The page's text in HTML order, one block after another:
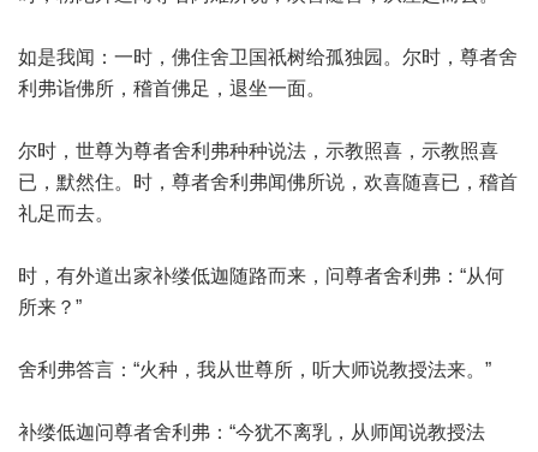
如是我闻：一时，佛住舍卫国祇树给孤独园。尔时，尊者舍
利弗诣佛所，稽首佛足，退坐一面。
尔时，世尊为尊者舍利弗种种说法，示教照喜，示教照喜
已，默然住。时，尊者舍利弗闻佛所说，欢喜随喜已，稽首
礼足而去。
时，有外道出家补缕低迦随路而来，问尊者舍利弗：“从何
所来？”
舍利弗答言：“火种，我从世尊所，听大师说教授法来。”
补缕低迦问尊者舍利弗：“今犹不离乳，从师闻说教授法